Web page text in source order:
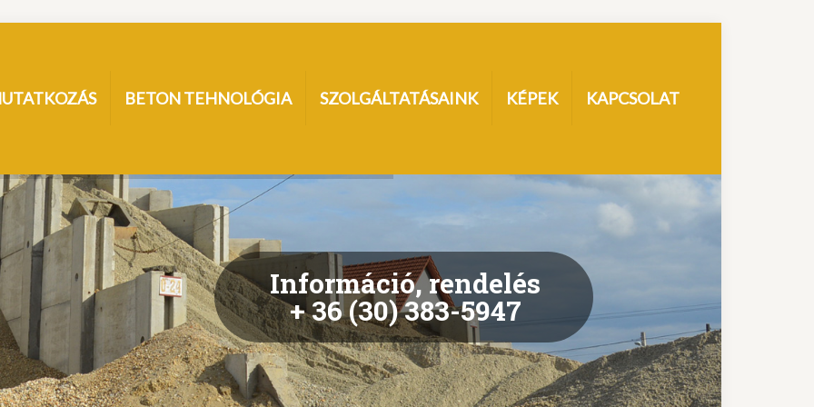
BETON TEHNOLÓGIA SZOLGÁLTATÁSAINK KÉPEK KAPCSOLAT
Információ, rendelés
+ 36 (30) 383-5947